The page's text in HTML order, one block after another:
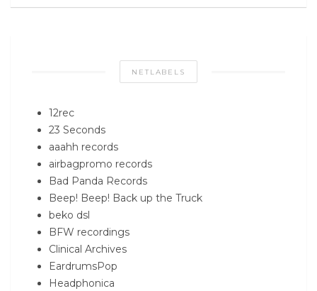
NETLABELS
12rec
23 Seconds
aaahh records
airbagpromo records
Bad Panda Records
Beep! Beep! Back up the Truck
beko dsl
BFW recordings
Clinical Archives
EardrumsPop
Headphonica